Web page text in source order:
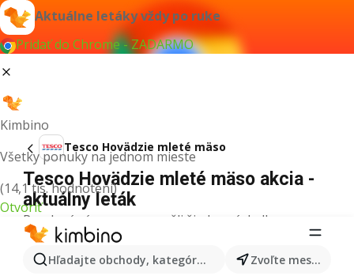
Aktuálne letáky vždy po ruke
Pridať do Chrome - ZADARMO
Kimbino
Všetky ponuky na jednom mieste
(14,1 tis. hodnotení)
Otvoriť
Hľadajte obchody, kategórie, produkty... Zvoľte mesto
Tesco Hovädzie mleté ​​mäso
Tesco Hovädzie mleté ​​mäso akcia -
aktuálny leták
Pre daný výraz sme nenašli žiadne výsledky.
Ďalšie produkty v obchodoch Tesco
Tesco Kapor Tesco Ashwagandha